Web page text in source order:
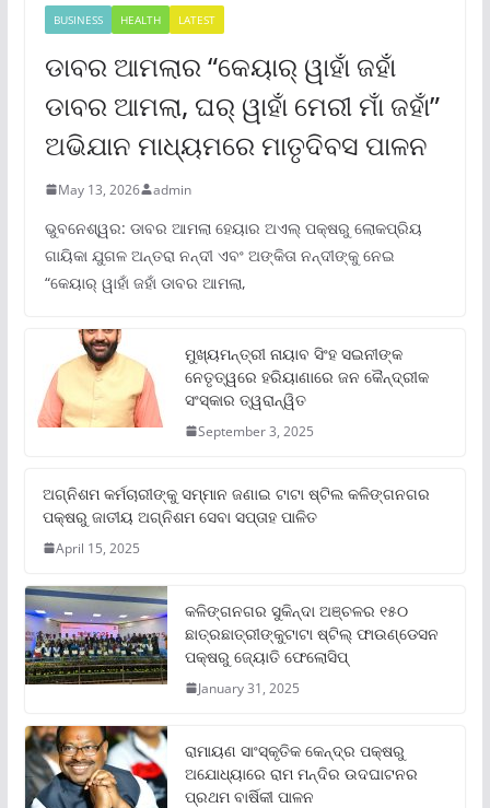
BUSINESS HEALTH LATEST
ଡାବର ଆମଲାର “କେୟାର୍ ୱାହାଁ ଜହାଁ
ଡାବର ଆମଲା, ଘର୍ ୱାହାଁ ମେରୀ ମାଁ ଜହାଁ”
ଅଭିଯାନ ମାଧ୍ୟମରେ ମାତୃଦିବସ ପାଳନ
May 13, 2026 admin
ଭୁବନେଶ୍ୱର: ଡାବର ଆମଲା ହେୟାର ଅଏଲ୍ ପକ୍ଷରୁ ଲୋକପ୍ରିୟ
ଗାୟିକା ଯୁଗଳ ଅନ୍ତରା ନନ୍ଦୀ ଏବଂ ଅଙ୍କିତା ନନ୍ଦୀଙ୍କୁ ନେଇ
“କେୟାର୍ ୱାହାଁ ଜହାଁ ଡାବର ଆମଲା,
ମୁଖ୍ୟମନ୍ତ୍ରୀ ନାୟାବ ସିଂହ ସଇନୀଙ୍କ
ନେତୃତ୍ୱରେ ହରିୟାଣାରେ ଜନ କୈନ୍ଦ୍ରୀକ
ସଂସ୍କାର ତ୍ୱରାନ୍ୱିତ
September 3, 2025
ଅଗ୍ନିଶମ କର୍ମଚାରୀଙ୍କୁ ସମ୍ମାନ ଜଣାଇ ଟାଟା ଷ୍ଟିଲ କଳିଙ୍ଗନଗର
ପକ୍ଷରୁ ଜାତୀୟ ଅଗ୍ନିଶମ ସେବା ସପ୍ତାହ ପାଳିତ
April 15, 2025
କଳିଙ୍ଗନଗର ସୁକିନ୍ଦା ଅଞ୍ଚଳର ୧୫୦
ଛାତ୍ରଛାତ୍ରୀଙ୍କୁଟାଟା ଷ୍ଟିଲ୍ ଫାଉଣ୍ଡେସନ
ପକ୍ଷରୁ ଜ୍ୟୋତି ଫେଲୋସିପ୍‌
January 31, 2025
ରାମାୟଣ ସାଂସ୍କୃତିକ କେନ୍ଦ୍ର ପକ୍ଷରୁ
ଅଯୋଧ୍ୟାରେ ରାମ ମନ୍ଦିର ଉଦଘାଟନର
ପ୍ରଥମ ବାର୍ଷିକୀ ପାଳନ